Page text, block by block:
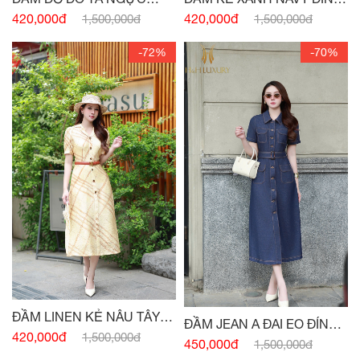
ĐÍNH CHARM
420,000đ 1,500,000đ
CÚC
420,000đ 1,500,000đ
-72%
ĐẦM LINEN KẺ NÂU TÂY
CỔ VEST
420,000đ 1,500,000đ
-70%
ĐẦM JEAN A ĐAI EO ĐÍNH
CÚC
450,000đ 1,500,000đ